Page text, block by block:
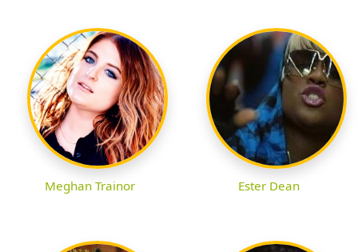
Meghan Trainor Ester Dean